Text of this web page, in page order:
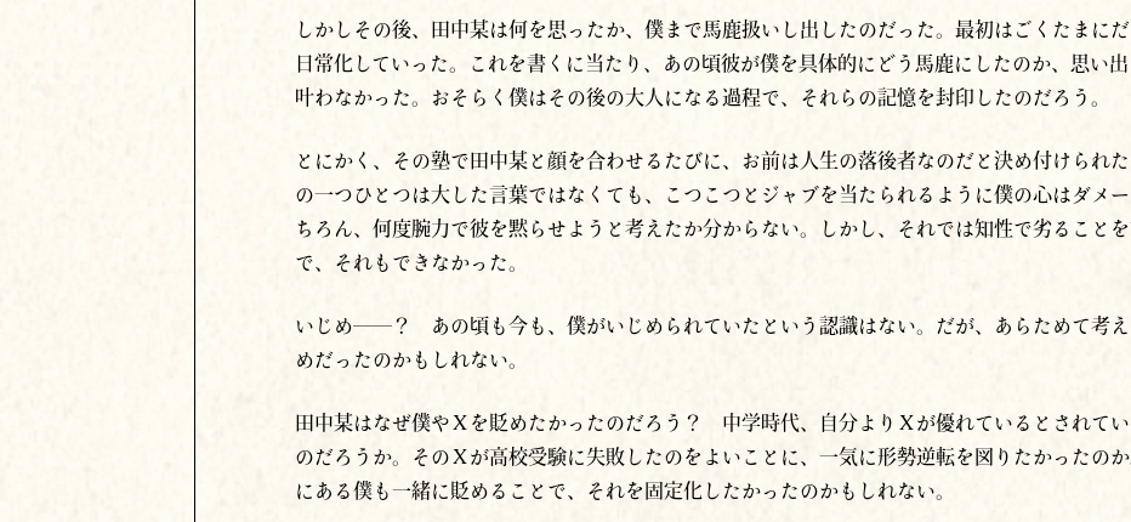
しかしその後、田中某は何を思ったか、僕まで馬鹿扱いし出したのだった。最初はごくたまに
日常化していった。これを書くに当たり、あの頃彼が僕を具体的にどう馬鹿にしたのか、思い
叶わなかった。おそらく僕はその後の大人になる過程で、それらの記憶を封印したのだろう。
とにかく、その塾で田中某と顔を合わせるたびに、お前は人生の落後者なのだと決め付けられ
の一つひとつは大した言葉ではなくても、こつこつとジャブを当たられるように僕の心はダメ
ちろん、何度腕力で彼を黙らせようと考えたか分からない。しかし、それでは知性で劣ること
で、それもできなかった。
いじめ――？ あの頃も今も、僕がいじめられていたという認識はない。だが、あらためて考え
めだったのかもしれない。
田中某はなぜ僕やＸを貶めたかったのだろう？ 中学時代、自分よりＸが優れているとされて
のだろうか。そのＸが高校受験に失敗したのをよいことに、一気に形勢逆転を図りたかったの
にある僕も一緒に貶めることで、それを固定化したかったのかもしれない。